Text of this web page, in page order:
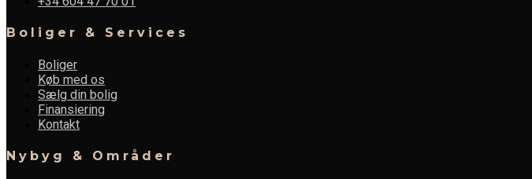
Boliger & Services
Boliger
Køb med os
Sælg din bolig
Finansiering
Kontakt
Nybyg & Områder